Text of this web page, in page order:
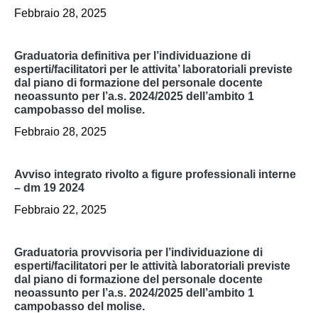
Febbraio 28, 2025
graduatoria definitiva per l’individuazione di
esperti/facilitatori per le attivita’ laboratoriali previste
dal piano di formazione del personale docente
neoassunto per l’a.s. 2024/2025 dell’ambito 1
campobasso del molise.
Febbraio 28, 2025
avviso integrato rivolto a figure professionali interne
– dm 19 2024
Febbraio 22, 2025
graduatoria provvisoria per l’individuazione di
esperti/facilitatori per le attività laboratoriali previste
dal piano di formazione del personale docente
neoassunto per l’a.s. 2024/2025 dell’ambito 1
campobasso del molise.